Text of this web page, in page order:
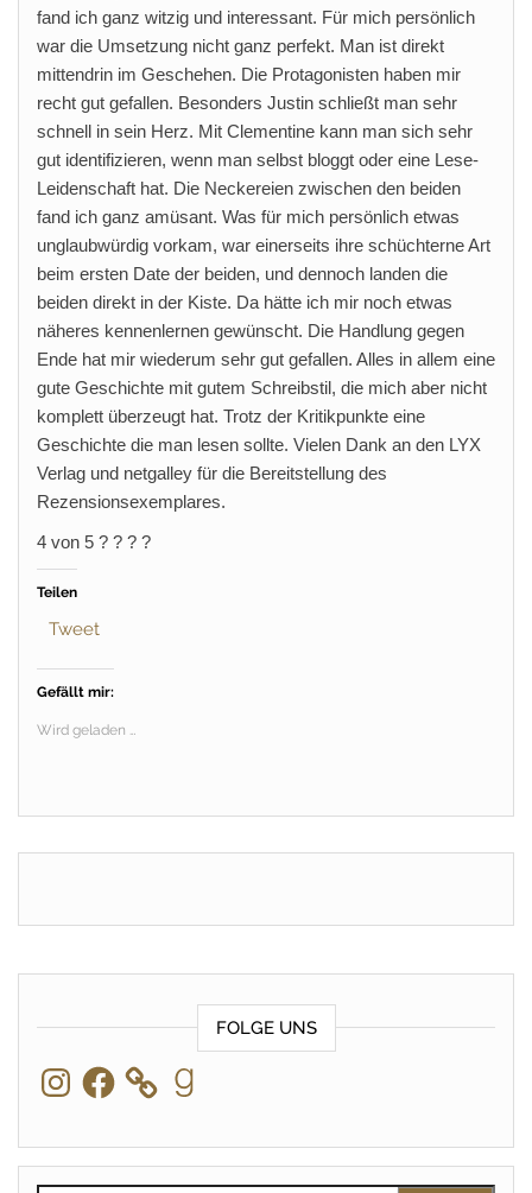
fand ich ganz witzig und interessant. Für mich persönlich
war die Umsetzung nicht ganz perfekt. Man ist direkt
mittendrin im Geschehen. Die Protagonisten haben mir
recht gut gefallen. Besonders Justin schließt man sehr
schnell in sein Herz. Mit Clementine kann man sich sehr
gut identifizieren, wenn man selbst bloggt oder eine Lese-
Leidenschaft hat. Die Neckereien zwischen den beiden
fand ich ganz amüsant. Was für mich persönlich etwas
unglaubwürdig vorkam, war einerseits ihre schüchterne Art
beim ersten Date der beiden, und dennoch landen die
beiden direkt in der Kiste. Da hätte ich mir noch etwas
näheres kennenlernen gewünscht. Die Handlung gegen
Ende hat mir wiederum sehr gut gefallen. Alles in allem eine
gute Geschichte mit gutem Schreibstil, die mich aber nicht
komplett überzeugt hat. Trotz der Kritikpunkte eine
Geschichte die man lesen sollte. Vielen Dank an den LYX
Verlag und netgalley für die Bereitstellung des
Rezensionsexemplares.
4 von 5 ? ? ? ?
Teilen
Tweet
Gefällt mir:
Wird geladen …
FOLGE UNS
InstagramFacebook Goodreads